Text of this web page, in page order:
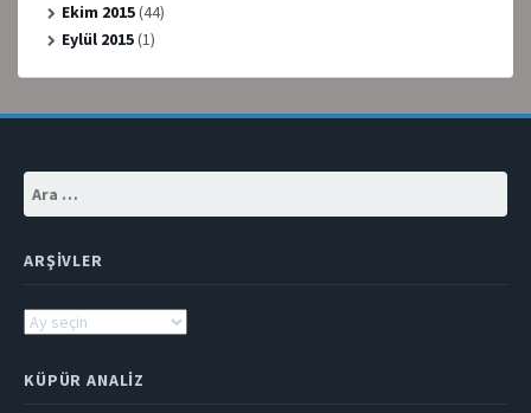
Ekim 2015(44)
Eylül 2015(1)
ARŞIVLER
Arşivler
KÜPÜR ANALIZ